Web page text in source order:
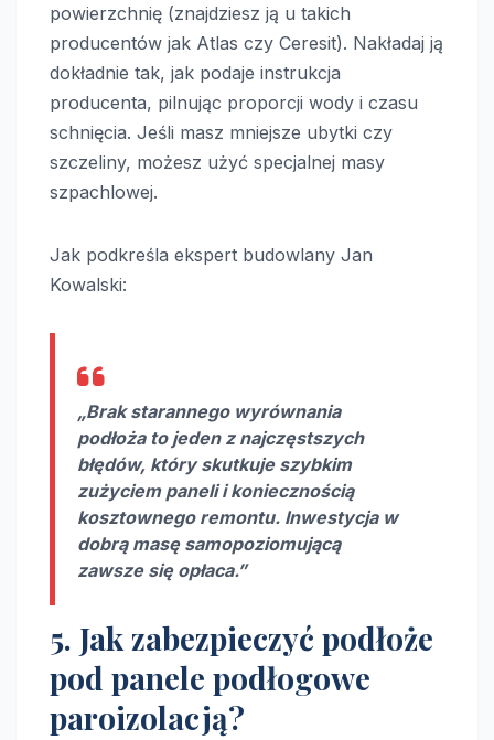
powierzchnię (znajdziesz ją u takich
producentów jak Atlas czy Ceresit). Nakładaj ją
dokładnie tak, jak podaje instrukcja
producenta, pilnując proporcji wody i czasu
schnięcia. Jeśli masz mniejsze ubytki czy
szczeliny, możesz użyć specjalnej masy
szpachlowej.
Jak podkreśla ekspert budowlany Jan
Kowalski:
„Brak starannego wyrównania
podłoża to jeden z najczęstszych
błędów, który skutkuje szybkim
zużyciem paneli i koniecznością
kosztownego remontu. Inwestycja w
dobrą masę samopoziomującą
zawsze się opłaca.”
5. Jak zabezpieczyć podłoże
pod panele podłogowe
paroizolacją?